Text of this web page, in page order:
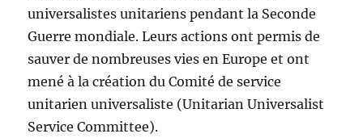
universalistes unitariens pendant la Seconde
Guerre mondiale. Leurs actions ont permis de
sauver de nombreuses vies en Europe et ont
mené à la création du Comité de service
unitarien universaliste (Unitarian Universalist
Service Committee).